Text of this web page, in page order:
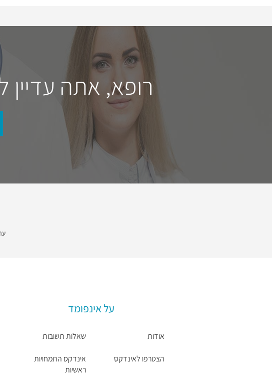
רופא, אתה
על אינפומד
אודות
הצטרפו לאינדקס
שאלות תשובות
אינדקס התמחויות
ראשיות